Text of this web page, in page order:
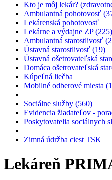
Kto je môj lekár?
Ambulantná pohotovosť
Lekárenská pohotovosť
Lekárne a výdajne ZP (225)
Ambulantná starostlivosť
Ústavná starostlivosť (19)
Ústavná ošetrovateľská
Domáca ošetrovateľská
Kúpeľná liečba
Mobilné odberové miesta
Sociálne služby (560)
Evidencia žiadateľov -
Poskytovatelia sociálnych
Zimná údržba ciest TSK
Lekáreň